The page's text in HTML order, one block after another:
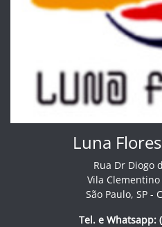
Luna
Rua Dr Diogo
Vila
São Paulo, SP -
Tel. e Whatsapp: